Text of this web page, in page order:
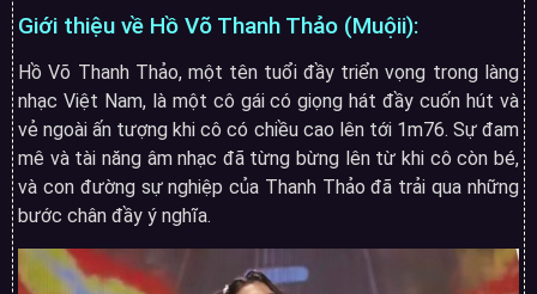
Giới thiệu về Hồ Võ Thanh Thảo (Muộii):
Hồ Võ Thanh Thảo, một tên tuổi đầy triển vọng trong làng
nhạc Việt Nam, là một cô gái có giọng hát đầy cuốn hút và
vẻ ngoài ấn tượng khi cô có chiều cao lên tới 1m76. Sự đam
mê và tài năng âm nhạc đã từng bừng lên từ khi cô còn bé,
và con đường sự nghiệp của Thanh Thảo đã trải qua những
bước chân đầy ý nghĩa.